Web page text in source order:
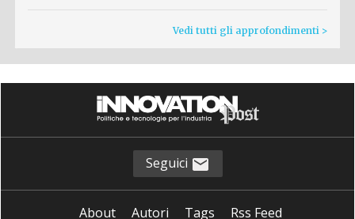
Vedi tutti gli approfondimenti >
Seguici
About Autori Tags Rss Feed